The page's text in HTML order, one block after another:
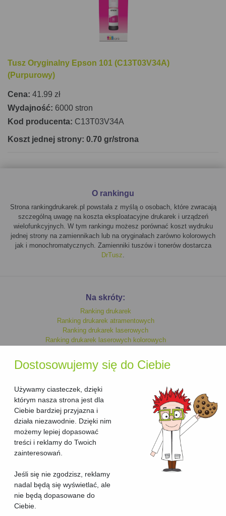
Dostosowujemy się do Ciebie
Używamy ciasteczek, dzięki
którym nasza strona jest dla
Ciebie bardziej przyjazna i
działa niezawodnie. Dzięki nim
możemy lepiej dopasować
treści i reklamy do Twoich
zainteresowań.
Jeśli się nie zgodzisz, reklamy
nadal będą się wyświetlać, ale
nie będą dopasowane do
Ciebie.
Tusz Oryginalny Epson 101 (C13T03V34A)
(Purpurowy)
Cena: 41.99 zł
Wydajność: 6000 stron
Kod producenta: C13T03V34A
Koszt jednej strony: 0.70 gr/strona
O rankingu
Strona rankingdrukarek.pl powstała z myślą o osobach, które zwracają
szczególną uwagę na koszta eksploatacyjne drukarek i urządzeń
wielofunkcyjnych. W tym rankingu możesz porównać koszt wydruku
jednej strony na zamiennikach lub na oryginałach zarówno kolorowych
jak i monochromatycznych. Zamienniki tuszów i tonerów dostarcza
DrTusz.
Na skróty:
Ranking drukarek
Ranking drukarek atramentowych
Ranking drukarek laserowych
Ranking drukarek laserowych kolorowych
Ranking drukarek kolorowych
Ranking drukarek laserowych
Ranking drukarek atramentowych monochromatycznych
Ranking urzadzen wielofunkcyjnych
Ranking urzadzen wielofunkcyjnych laserowych
Ranking urzadzen wielofunkcyjnych laserowych kolorowych
Ranking urzadzen wielofunkcyjnych kolorowych
Ranking urzadzen wielofunkcyjnych atramentowych kolorowych
Ranking urzadzen wielofunkcyjnych atramentowych
Ranking urzadzen wielofunkcyjnych atramentowych
monochromatycznych
Ranking urzadzen wielofunkcyjnych monochromatycznych